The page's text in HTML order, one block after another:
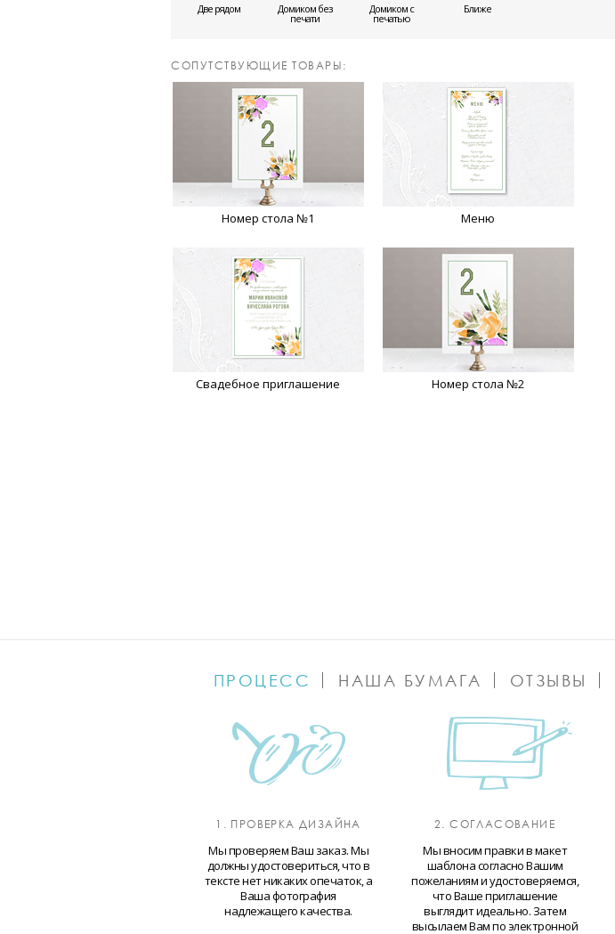
Две рядом Домиком без
печати
Домиком с
печатью
Ближе
CОПУТСТВУЮЩИЕ ТОВАРЫ:
Номер стола №1 Меню
Свадебное приглашение Номер стола №2
ПРОЦЕСС НАША БУМАГА ОТЗЫВЫ
1. ПРОВЕРКА ДИЗАЙНА
Мы проверяем Ваш заказ. Мы
должны удостовериться, что в
тексте нет никаких опечаток, а
Ваша фотография
надлежащего качества.
2. СОГЛАСОВАНИЕ
Мы вносим правки в макет
шаблона согласно Вашим
пожеланиям и удостоверяемся,
что Ваше приглашение
выглядит идеально. Затем
высылаем Вам по электронной